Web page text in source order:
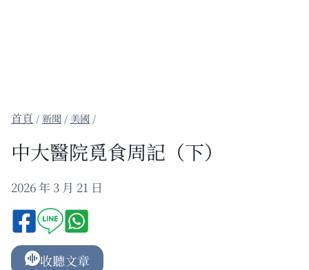
/新聞 / 美國 /
中大醫院覓食周記（下）
2026 年 3 月 21 日
收聽文章